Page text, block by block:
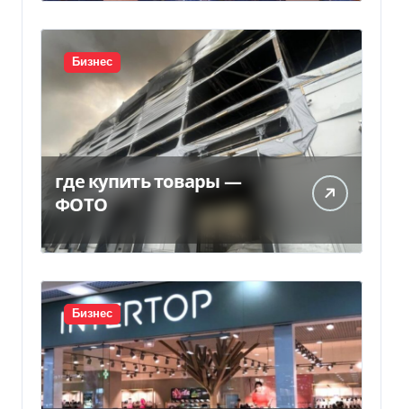
Бизнес
где купить товары —
ФОТО
Бизнес